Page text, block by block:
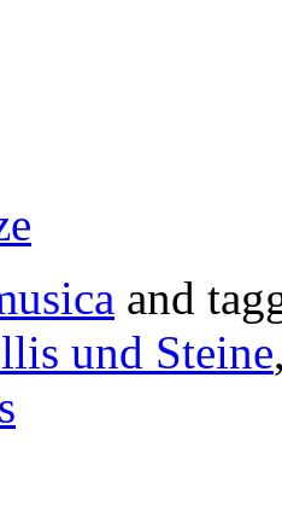
and
und Steine